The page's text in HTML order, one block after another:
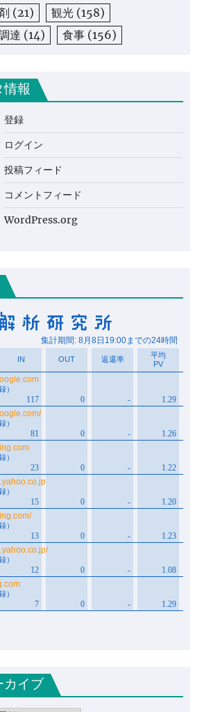
(21) 観光 (158)
達 (14) 食事 (156)
情報
登録
ログイン
投稿フィード
コメントフィード
WordPress.org
カイブ